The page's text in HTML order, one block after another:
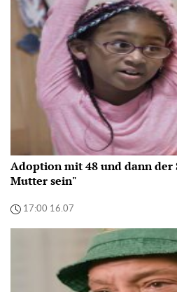
Adoption mit 48 und dann der
Mutter sein"
17:00 16.07